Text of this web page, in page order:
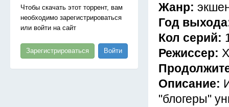
Чтобы скачать этот торрент, вам
необходимо зарегистрироваться
или войти на сайт
Зарегистрироваться Войти
Жанр:
Год
Кол серий:
Режиссер:
Описание:
"блогеры"